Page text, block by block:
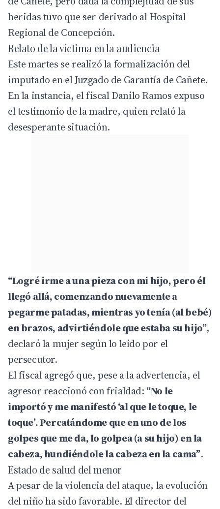
heridas tuvo que ser derivado al Hospital
Regional de Concepción.
Relato de la víctima en la audiencia
Este martes se realizó la formalización del
imputado en el Juzgado de Garantía de Cañete.
En la instancia, el fiscal Danilo Ramos expuso
el testimonio de la madre, quien relató la
desesperante situación.
“Logré irme a una pieza con mi hijo, pero él
llegó allá, comenzando nuevamente a
pegarme patadas, mientras yo tenía (al bebé)
en brazos, advirtiéndole que estaba su hijo”,
declaró la mujer según lo leído por el
persecutor.
El fiscal agregó que, pese a la advertencia, el
agresor reaccionó con frialdad: “No le
importó y me manifestó ‘al que le toque, le
toque’. Percatándome que en uno de los
golpes que me da, lo golpea (a su hijo) en la
cabeza, hundiéndole la cabeza en la cama”.
Estado de salud del menor
A pesar de la violencia del ataque, la evolución
del niño ha sido favorable. El director del